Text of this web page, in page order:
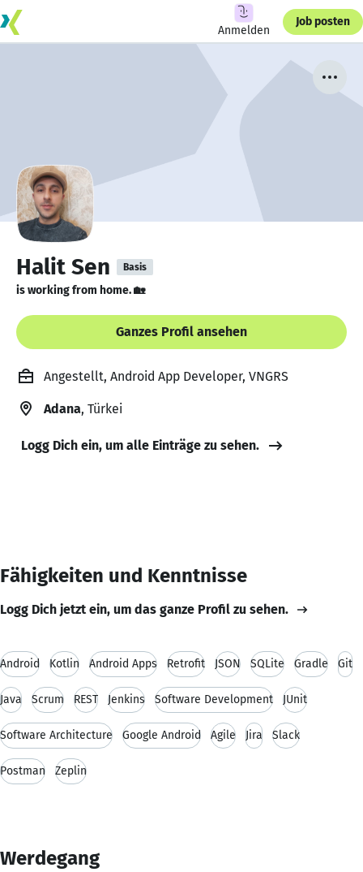
Anmelden
Job posten
Halit Sen Basis
is working from home. 🏡
Ganzes Profil ansehen
Angestellt, Android App Developer, VNGRS
Adana, Türkei
Logg Dich ein, um alle Einträge zu sehen.
Fähigkeiten und Kenntnisse
Logg Dich jetzt ein, um das ganze Profil zu sehen.
Android Kotlin Android Apps Retrofit JSON SQLite Gradle Git
Java Scrum REST Jenkins Software Development JUnit
Software Architecture Google Android Agile Jira Slack
Postman Zeplin
Werdegang